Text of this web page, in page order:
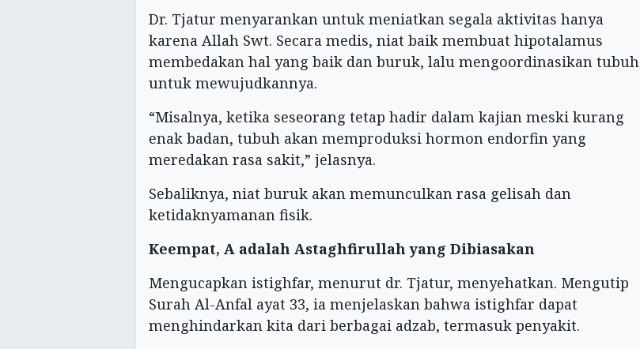
Dr. Tjatur menyarankan untuk meniatkan segala aktivitas hanya
karena Allah Swt. Secara medis, niat baik membuat hipotalamus
membedakan hal yang baik dan buruk, lalu mengoordinasikan tubuh
untuk mewujudkannya.
“Misalnya, ketika seseorang tetap hadir dalam kajian meski kurang
enak badan, tubuh akan memproduksi hormon endorfin yang
meredakan rasa sakit,” jelasnya.
Sebaliknya, niat buruk akan memunculkan rasa gelisah dan
ketidaknyamanan fisik.
Keempat, A adalah Astaghfirullah yang Dibiasakan
Mengucapkan istighfar, menurut dr. Tjatur, menyehatkan. Mengutip
Surah Al-Anfal ayat 33, ia menjelaskan bahwa istighfar dapat
menghindarkan kita dari berbagai adzab, termasuk penyakit.